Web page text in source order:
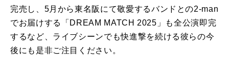
完売し、 5月から東名阪 にて敬愛するバンド との2-man
でお届けする 「 DREAM MATCH 2025」も全公演即完
す るな ど、 ライブシーンでも快進撃を続ける彼らの今
後に も是非ご注目くださ い。